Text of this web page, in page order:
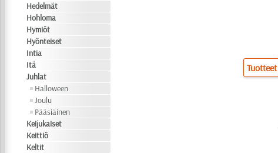
Hedelmät
Hohloma
Hymiöt
Hyönteiset
Intia
Itä
Juhlat
Halloween
Joulu
Pääsiäinen
Keijukaiset
Keittiö
Keltit
Tuotteet